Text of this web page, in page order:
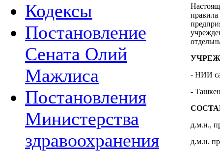
Кодексы
Постановление
Сената Олий
Мажлиса
Постановления
Министерства
здравоохранения
- НИИ
-
д.м.н.,
д.м.н.